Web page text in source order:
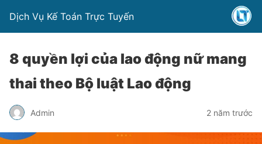
Dịch Vụ Kế Toán Trực Tuyến
8 quyền lợi của lao động nữ mang
thai theo Bộ luật Lao động
Admin 2 năm trước